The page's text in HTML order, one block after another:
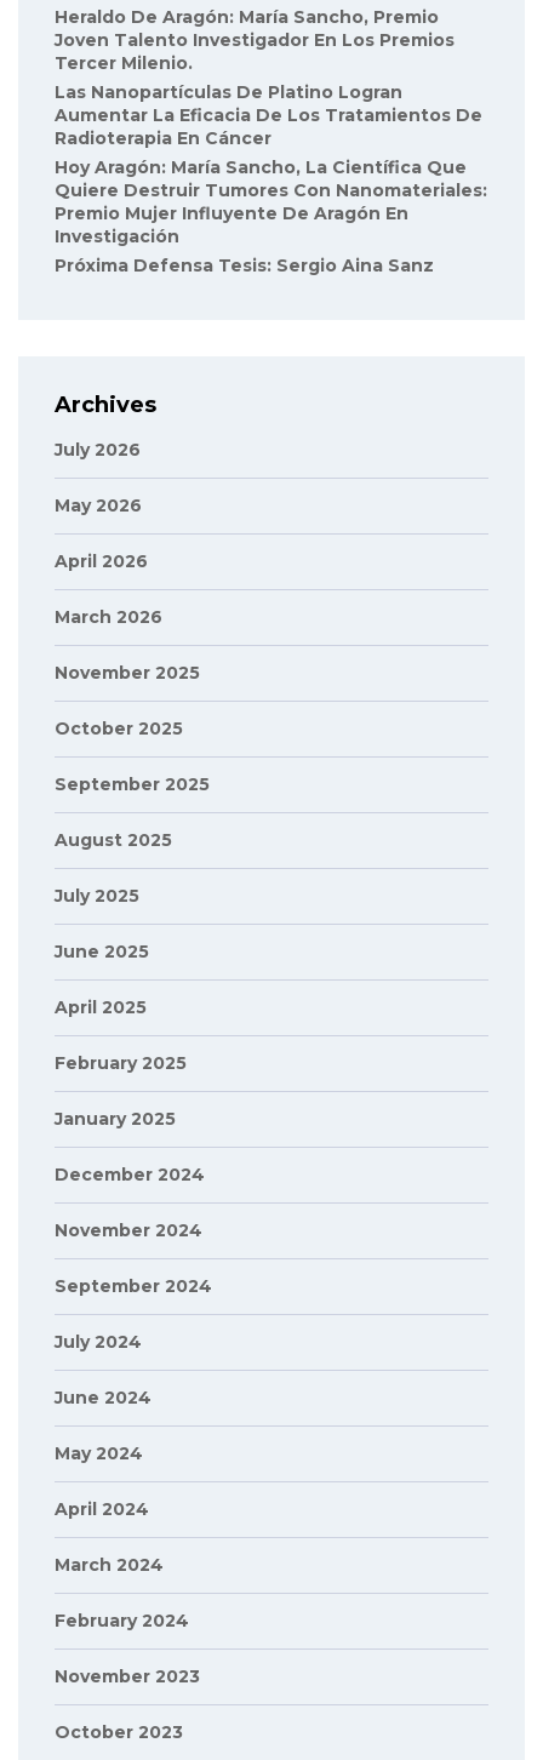
Heraldo De Aragón: María Sancho, Premio
Joven Talento Investigador En Los Premios
Tercer Milenio.
Las Nanopartículas De Platino Logran
Aumentar La Eficacia De Los Tratamientos De
Radioterapia En Cáncer
Hoy Aragón: María Sancho, La Científica Que
Quiere Destruir Tumores Con Nanomateriales:
Premio Mujer Influyente De Aragón En
Investigación
Próxima Defensa Tesis: Sergio Aina Sanz
Archives
July 2026
May 2026
April 2026
March 2026
November 2025
October 2025
September 2025
August 2025
July 2025
June 2025
April 2025
February 2025
January 2025
December 2024
November 2024
September 2024
July 2024
June 2024
May 2024
April 2024
March 2024
February 2024
November 2023
October 2023